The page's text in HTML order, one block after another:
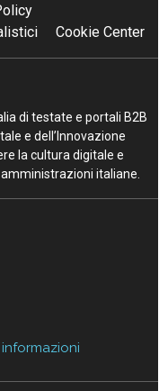
Cookie Center
di testate e portali B2B
e dell’Innovazione
la cultura digitale e
italiane.